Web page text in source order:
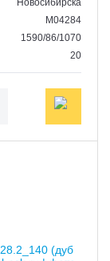
Новосибирска
M04284
1590/86/1070
20